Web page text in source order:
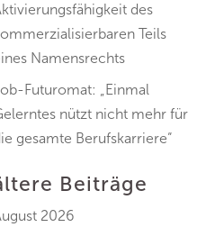
des
Teils
Namensrechts
Futuromat: „Einmal
nützt nicht mehr für
gesamte Berufskarriere“
Beiträge
2026